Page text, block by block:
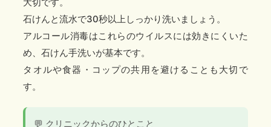
石けんと流水で30秒以上しっかり洗いましょう。
アルコール消毒はこれらのウイルスには効きにくいた
め、石けん手洗いが基本です。
タオルや食器・コップの共用を避けることも大切で
す。
💬 クリニックからのひとこと